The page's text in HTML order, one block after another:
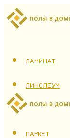
ЛАМИНАТ
ЛИНОЛЕУМ
ТЕПЛЫЙ ПОЛ
ПАРКЕТ